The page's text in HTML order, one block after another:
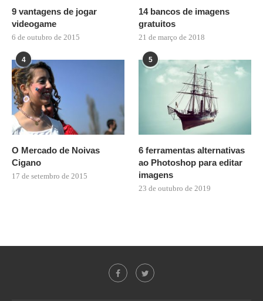
9 vantagens de jogar
videogame
6 de outubro de 2015
14 bancos de imagens
gratuitos
21 de março de 2018
4
O Mercado de Noivas
Cigano
17 de setembro de 2015
5
6 ferramentas alternativas
ao Photoshop para editar
imagens
23 de outubro de 2019